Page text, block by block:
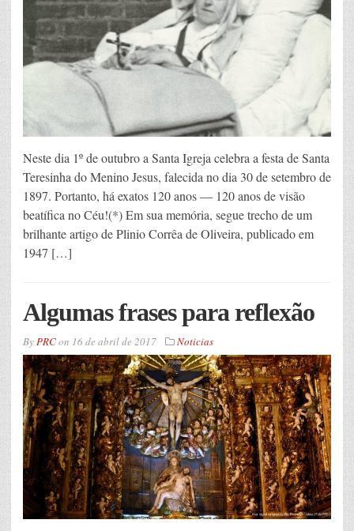
Neste dia 1º de outubro a Santa Igreja celebra a festa de Santa
Teresinha do Menino Jesus, falecida no dia 30 de setembro de
1897. Portanto, há exatos 120 anos — 120 anos de visão
beatífica no Céu!(*) Em sua memória, segue trecho de um
brilhante artigo de Plinio Corrêa de Oliveira, publicado em
1947 […]
Algumas frases para reflexão
ByPRCon 16 de abril de 2017 Noticias